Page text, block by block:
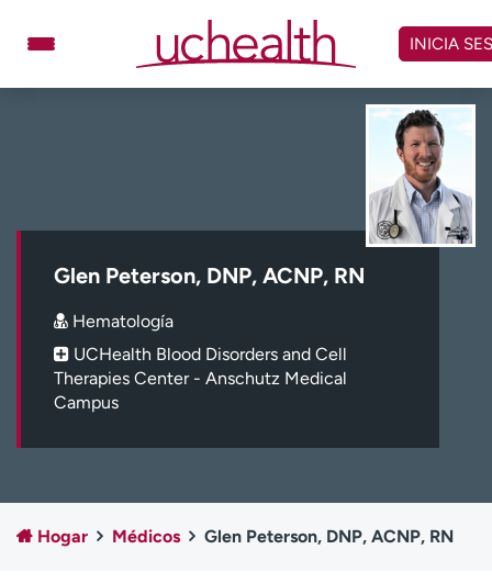
contenido
Inicie sesión en My Health Connection
Ready. Set. CO.
Ensayos clínicos
Empleados
Profesionales
INICIA
Glen Peterson, DNP, ACNP, RN
Hematología
UCHealth Blood Disorders and Cell
Therapies Center - Anschutz Medical
Campus
Hogar Médicos Glen Peterson, DNP, ACNP, RN